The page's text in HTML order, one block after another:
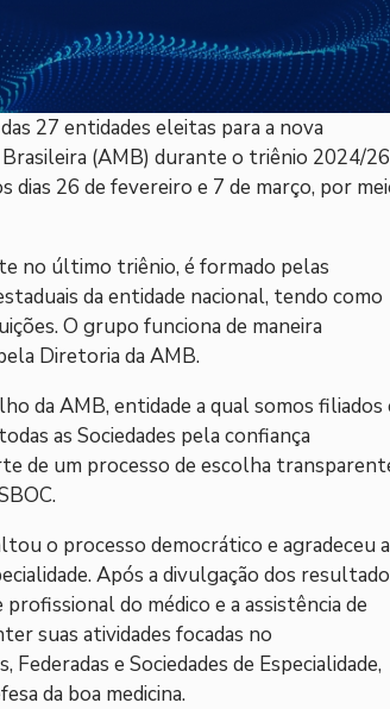
27 entidades eleitas para a nova
(AMB) durante o triênio 2024/
dias 26 de fevereiro e 7 de março, por
no último triênio, é formado pelas
da entidade nacional, tendo como
O grupo funciona de maneira
Diretoria da AMB.
da AMB, entidade a qual somos filiados
as Sociedades pela confiança
de um processo de escolha
o processo democrático e agradeceu a
Após a divulgação dos
do médico e a assistência de
suas atividades focadas no
e Sociedades de Especialidade,
da boa medicina.